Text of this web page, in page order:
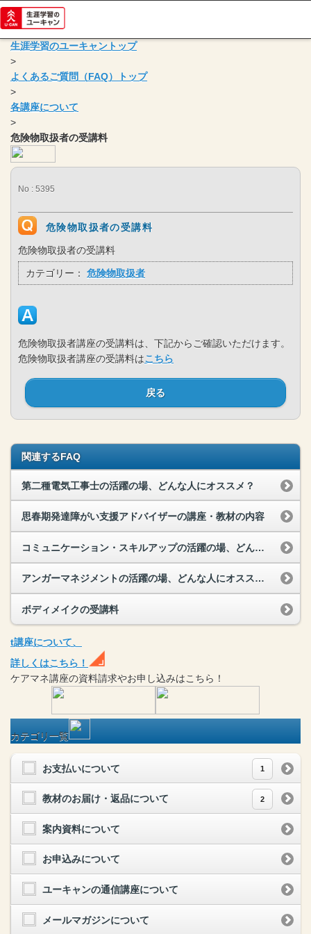
生涯学習のユーキャントップ
>
よくあるご質問（FAQ）トップ
>
各講座について
>
危険物取扱者の受講料
No : 5395
危険物取扱者の受講料
危険物取扱者の受講料
カテゴリー： 危険物取扱者
危険物取扱者講座の受講料は、下記からご確認いただけます。
危険物取扱者講座の受講料はこちら
戻る
関連するFAQ
第二種電気工事士の活躍の場、どんな人にオススメ？
思春期発達障がい支援アドバイザーの講座・教材の内容
コミュニケーション・スキルアップの活躍の場、どんな人にオススメ？
アンガーマネジメントの活躍の場、どんな人にオススメ？
ボディメイクの受講料
t講座について、
詳しくはこちら！
ケアマネ講座の資料請求やお申し込みはこちら！
カテゴリ一覧
お支払いについて 1
教材のお届け・返品について 2
案内資料について
お申込みについて
ユーキャンの通信講座について
メールマガジンについて